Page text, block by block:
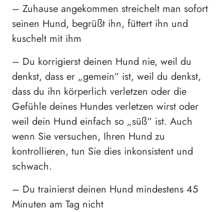
– Zuhause angekommen streichelt man sofort
seinen Hund, begrüßt ihn, füttert ihn und
kuschelt mit ihm
– Du korrigierst deinen Hund nie, weil du
denkst, dass er „gemein“ ist, weil du denkst,
dass du ihn körperlich verletzen oder die
Gefühle deines Hundes verletzen wirst oder
weil dein Hund einfach so „süß“ ist. Auch
wenn Sie versuchen, Ihren Hund zu
kontrollieren, tun Sie dies inkonsistent und
schwach.
– Du trainierst deinen Hund mindestens 45
Minuten am Tag nicht